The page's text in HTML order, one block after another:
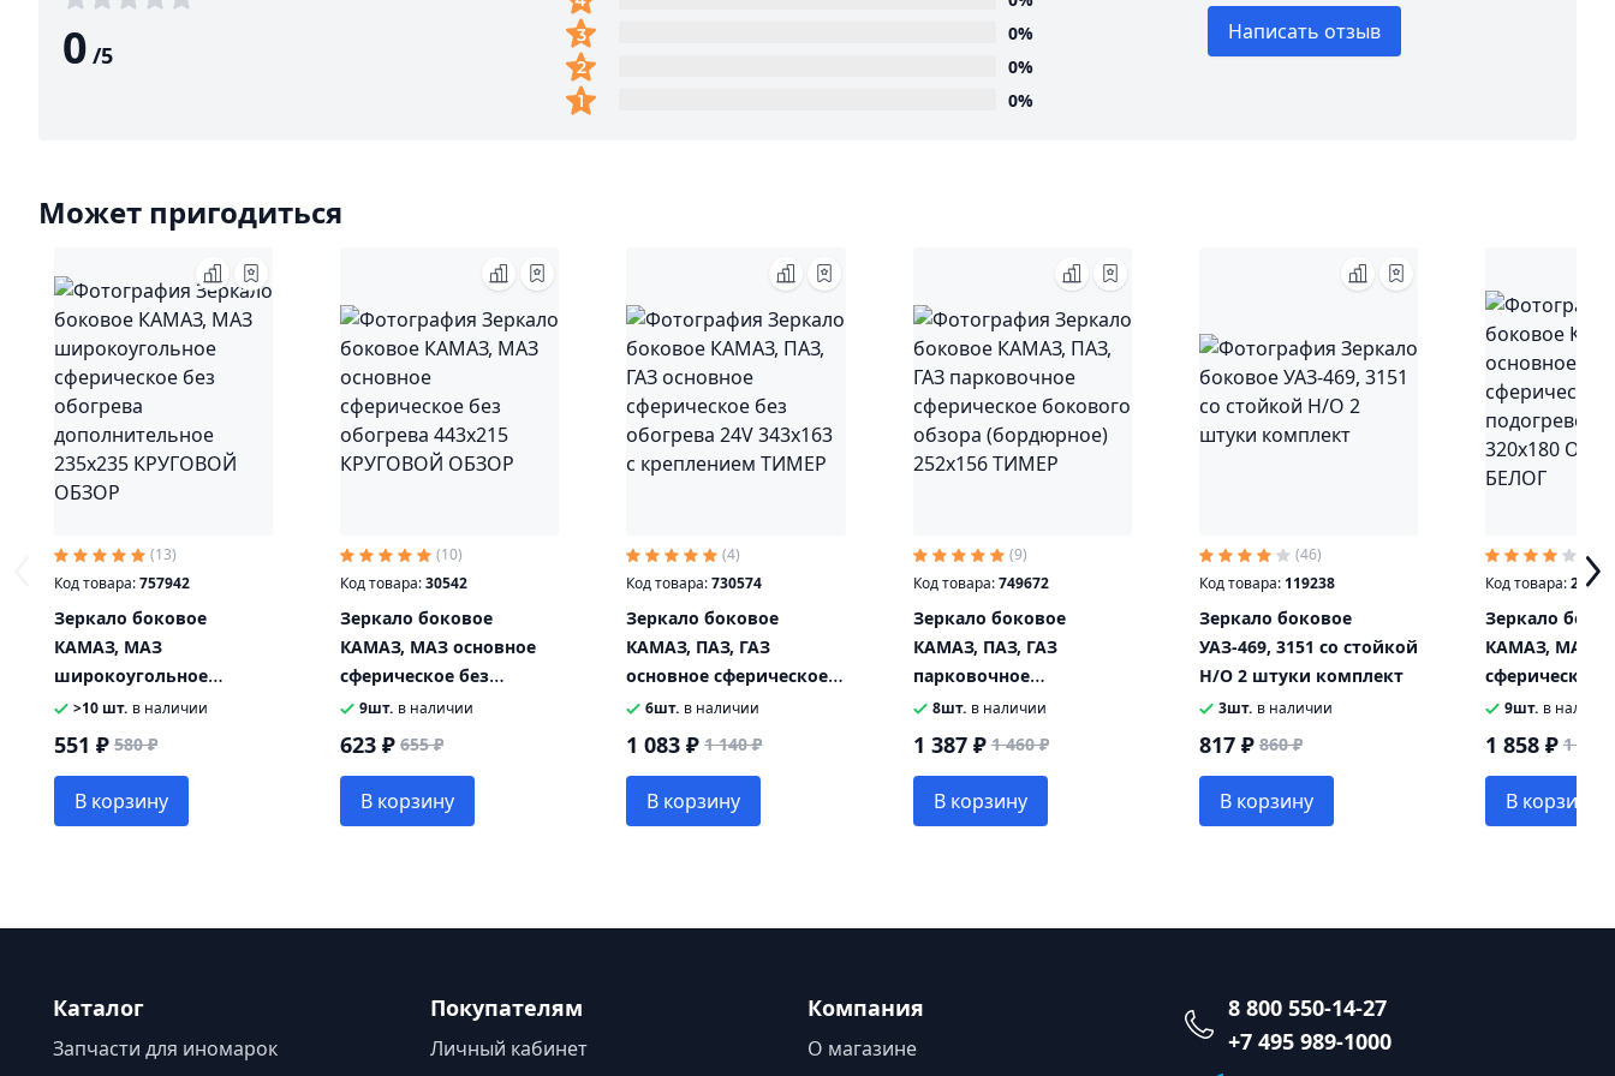
0 /5
0%
0%
0%
Написать отзыв
Может пригодиться
(13)
Код товара:757942
Зеркало боковое
КАМАЗ, МАЗ
широкоугольное
сферическое без
обогрева
235х235 КРУГОВОЙ
ОБЗОР
>10 шт. в наличии
551 ₽ 580 ₽
В корзину
(10)
Код товара:30542
Зеркало боковое
КАМАЗ, МАЗ основное
сферическое без
обогрева 443х215
КРУГОВОЙ ОБЗОР
9шт. в наличии
623 ₽ 655 ₽
В корзину
(4)
Код товара:730574
Зеркало боковое
КАМАЗ, ПАЗ, ГАЗ
основное сферическое
без обогрева 24V
343х163 с креплением
6шт. в наличии
1 083 ₽ 1 140 ₽
В корзину
(9)
Код товара:749672
Зеркало боковое
КАМАЗ, ПАЗ, ГАЗ
парковочное
сферическое бокового
обзора (бордюрное)
8шт. в наличии
1 387 ₽ 1 460 ₽
В корзину
(46)
Код товара: 119238
Зеркало боковое
УАЗ-469, 3151 со стойкой
Н/О 2 штуки комплект
3шт. в наличии
817 ₽ 860 ₽
В корзину
(25)
Код товара:
Зеркало
КАМАЗ, МАЗ
сферическое с
подогревом
ОАО МАЗ-
9шт. в
1 858 ₽ 1 955
В корзину
Каталог
Запчасти для иномарок
Покупателям
Личный кабинет
Компания
О магазине
8 800 550-14-27
+7 495 989-1000